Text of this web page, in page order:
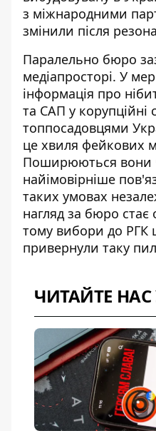
з міжнародними
змінили після
Паралельно бюро
медіапросторі. У
інформація про
та САП у корупційні
топпосадовцями
це хвиля фейкових
Поширюються вони
найімовірніше
таких умовах
нагляд за бюро
тому вибори до РГК
привернули таку
ЧИТАЙТЕ НАС